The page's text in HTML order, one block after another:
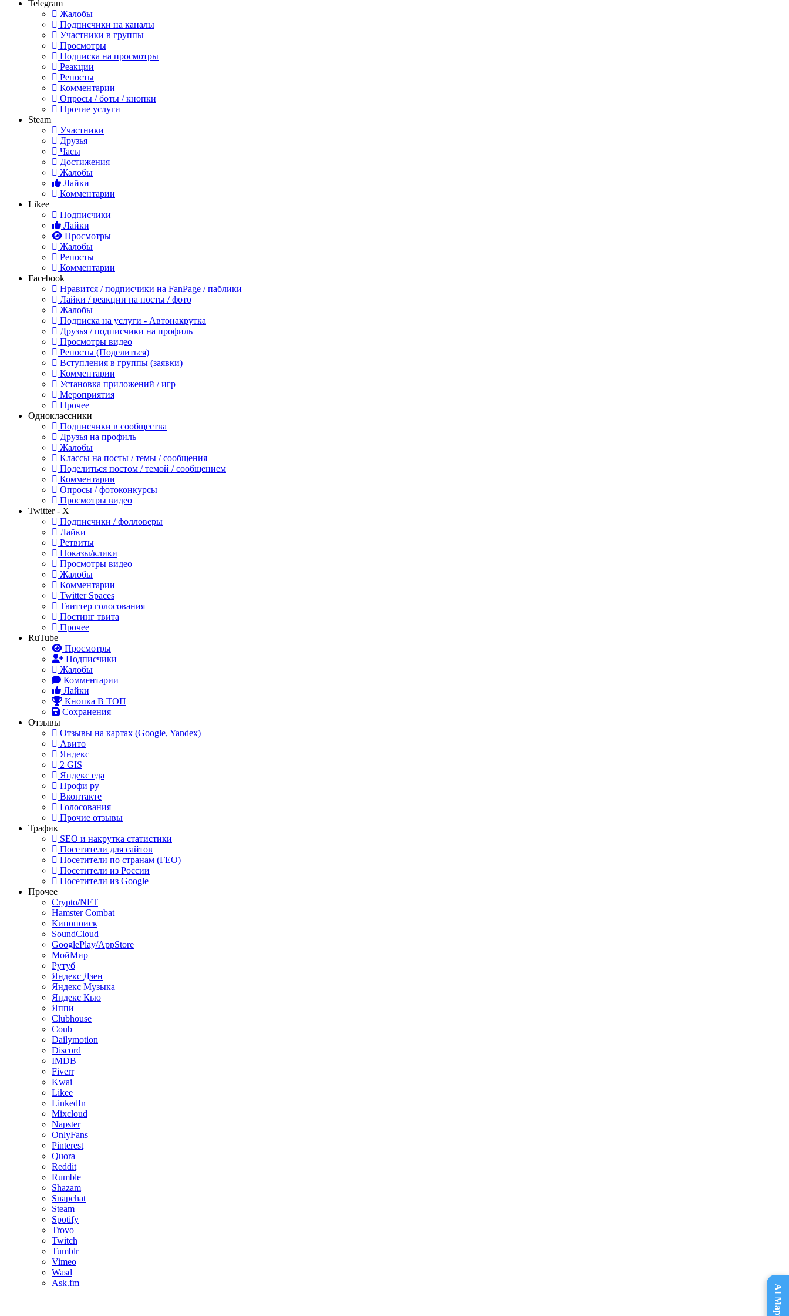
Telegram
Жалобы
Подписчики на каналы
Участники в группы
Просмотры
Подписка на просмотры
Реакции
Репосты
Комментарии
Опросы / боты / кнопки
Прочие услуги
Steam
Участники
Друзья
Часы
Достижения
Жалобы
Лайки
Комментарии
Likee
Подписчики
Лайки
Просмотры
Жалобы
Репосты
Комментарии
Facebook
Нравится / подписчики на FanPage / паблики
Лайки / реакции на посты / фото
Жалобы
Подписка на услуги - Автонакрутка
Друзья / подписчики на профиль
Просмотры видео
Репосты (Поделиться)
Вступления в группы (заявки)
Комментарии
Установка приложений / игр
Мероприятия
Прочее
Одноклассники
Подписчики в сообщества
Друзья на профиль
Жалобы
Классы на посты / темы / сообщения
Поделиться постом / темой / сообщением
Комментарии
Опросы / фотоконкурсы
Просмотры видео
Twitter - X
Подписчики / фолловеры
Лайки
Ретвиты
Показы/клики
Просмотры видео
Жалобы
Комментарии
Twitter Spaces
Твиттер голосования
Постинг твита
Прочее
RuTube
Просмотры
Подписчики
Жалобы
Комментарии
Лайки
Кнопка В ТОП
Сохранения
Отзывы
Отзывы на картах (Google, Yandex)
Авито
Яндекс
2 GIS
Яндекс еда
Профи ру
Вконтакте
Голосования
Прочие отзывы
Трафик
SEO и накрутка статистики
Посетители для сайтов
Посетители по странам (ГЕО)
Посетители из России
Посетители из Google
Прочее
Crypto/NFT
Hamster Combat
Кинопоиск
SoundCloud
GooglePlay/AppStore
МойМир
Рутуб
Яндекс Дзен
Яндекс Музыка
Яндекс Кью
Яппи
Clubhouse
Coub
Dailymotion
Discord
IMDB
Fiverr
Kwai
Likee
LinkedIn
Mixcloud
Napster
OnlyFans
Pinterest
Quora
Reddit
Rumble
Shazam
Snapchat
Steam
Spotify
Trovo
Twitch
Tumblr
Vimeo
Wasd
Ask.fm